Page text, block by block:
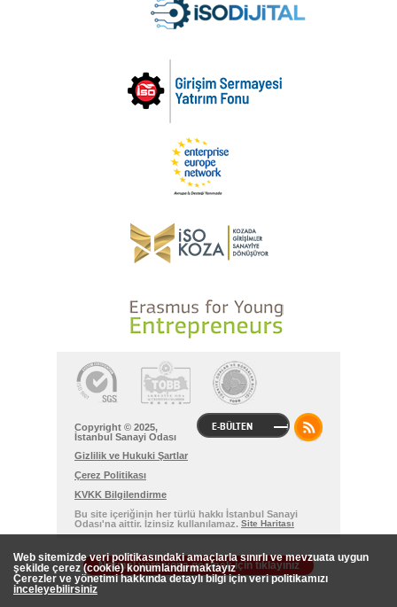
E-BÜLTEN
Copyright © 2025,
İstanbul Sanayi Odası
Gizlilik ve Hukuki Şartlar
Çerez Politikası
KVKK Bilgilendirme
Bu site içeriğinin her türlü hakkı İstanbul Sanayi
Odası'na aittir. İzinsiz kullanılamaz. Site Haritası
Normal versiyona geçmek için tıklayınız
Web sitemizde veri politikasındaki amaçlarla sınırlı ve mevzuata uygun
şekilde çerez (cookie) konumlandırmaktayız
Çerezler ve yönetimi hakkında detaylı bilgi için veri politikamızı
inceleyebilirsiniz